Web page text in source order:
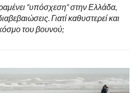
“υπόσχεση” στην Ελλάδα,
Γιατί καθυστερεί και
του βουνού;